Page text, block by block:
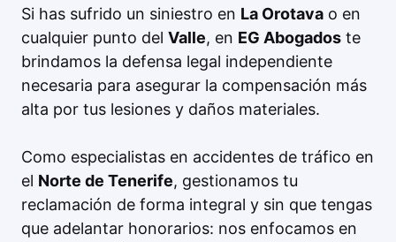
Si has sufrido un siniestro en La Orotava o en
cualquier punto del Valle, en EG Abogados te
brindamos la defensa legal independiente
necesaria para asegurar la compensación más
alta por tus lesiones y daños materiales.
Como especialistas en accidentes de tráfico en
el Norte de Tenerife, gestionamos tu
reclamación de forma integral y sin que tengas
que adelantar honorarios: nos enfocamos en